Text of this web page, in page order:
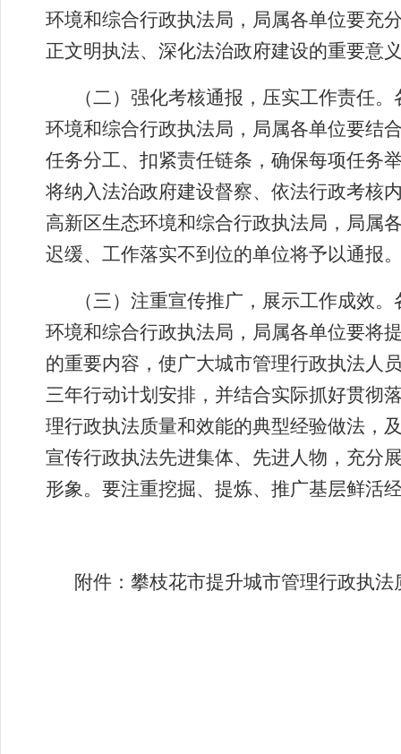
环境和综合行政执法局， 局属各单位要充
正文明执法、深化法治政府建设的重要意
（二）强化考核通报，压实工作责任。
环境和综合行政执法局， 局属各单位要结
任务分工、扣紧责任链条，确保每项任务
将纳入法治政府建设督察、依法行政考核
高新区生态环境和综合行政执法局， 局属
迟缓、工作落实不到位的单位将予以通报
（三）注重宣传推广，展示工作成效。
环境和综合行政执法局， 局属各单位要将
的重要内容，使广大城市管理行政执法人
三年行动计划安排，并结合实际抓好贯彻
理行政执法质量和效能的典型经验做法，
宣传行政执法先进集体、先进人物，充分
形象。要注重挖掘、提炼、推广基层鲜活
附件：攀枝花市提升城市管理行政执